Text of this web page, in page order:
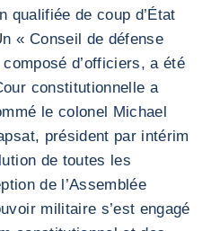
qualifiée de coup d’État
« Conseil de défense
d’officiers, a été
constitutionnelle a
le colonel Michael
président par intérim
de toutes les
de l’Assemblée
militaire s’est engagé